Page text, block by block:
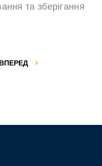
та зберігання
ВПЕРЕД